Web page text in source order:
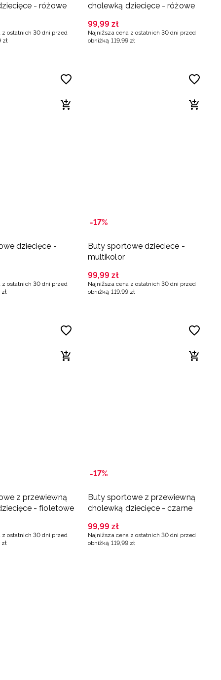
- różowe
z ostatnich 30 dni przed
zł
cholewką dziecięce - różowe
99,99 zł
Najniższa cena z ostatnich 30 dni przed
obniżką 119, 99 zł
dziecięce -
z ostatnich 30 dni przed
zł
-17%
Buty sportowe dziecięce -
multikolor
99,99 zł
Najniższa cena z ostatnich 30 dni przed
obniżką 119,99 zł
z przewiewną
- fioletowe
z ostatnich 30 dni przed
zł
-17%
Buty sportowe z przewiewną
cholewką dziecięce - czarne
99,99 zł
Najniższa cena z ostatnich 30 dni przed
obniżką 119,99 zł